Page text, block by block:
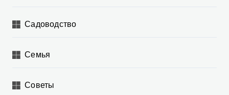
Садоводство
Семья
Советы